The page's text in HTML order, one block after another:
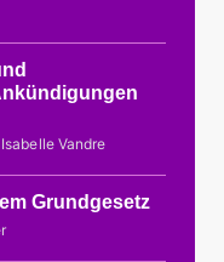
Vandre
Grundgesetz